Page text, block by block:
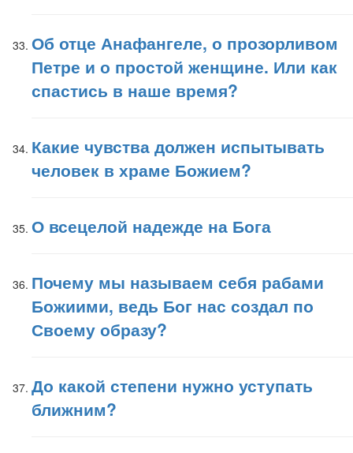
Об отце Анафангеле, о прозорливом
Петре и о простой женщине. Или как
спастись в наше время?
Какие чувства должен испытывать
человек в храме Божием?
О всецелой надежде на Бога
Почему мы называем себя рабами
Божиими, ведь Бог нас создал по
Своему образу?
До какой степени нужно уступать
ближним?